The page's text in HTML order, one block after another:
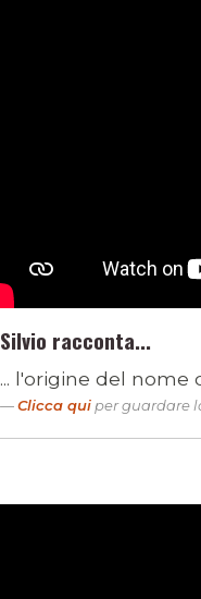
Silvio racconta...
... l'origine del nome
Clicca qui per guardare